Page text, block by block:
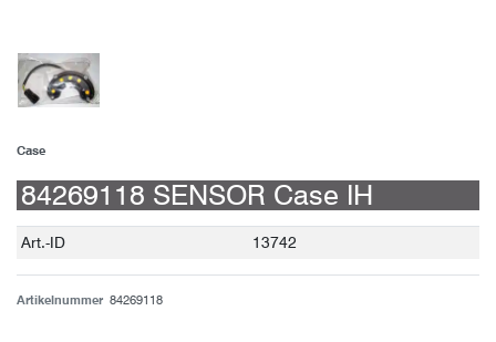
Case
84269118 SENSOR Case IH
Technisches
Wert
Art.-ID 13742
Artikelnummer 84269118